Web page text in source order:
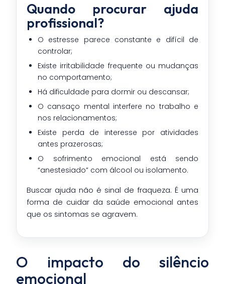
Quando procurar ajuda
profissional?
O estresse parece constante e difícil de
controlar;
Existe irritabilidade frequente ou mudanças
no comportamento;
Há dificuldade para dormir ou descansar;
O cansaço mental interfere no trabalho e
nos relacionamentos;
Existe perda de interesse por atividades
antes prazerosas;
O sofrimento emocional está sendo
“anestesiado” com álcool ou isolamento.
Buscar ajuda não é sinal de fraqueza. É uma
forma de cuidar da saúde emocional antes
que os sintomas se agravem.
O impacto do silêncio
emocional